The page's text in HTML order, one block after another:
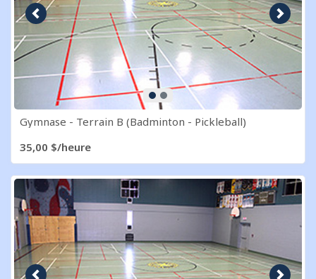
Image précédente Image
Gymnase - Terrain B (Badminton - Pickleball)
35,00 $/heure